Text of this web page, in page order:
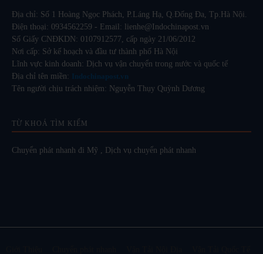
Địa chỉ: Số 1 Hoàng Ngọc Phách, P.Láng Hạ, Q.Đống Đa, Tp.Hà Nội.
Điện thoại: 0934562259 - Email: lienhe@Indochinapost.vn
Số Giấy CNĐKDN: 0107912577, cấp ngày 21/06/2012
Nơi cấp: Sở kế hoạch và đầu tư thành phố Hà Nội
Lĩnh vực kinh doanh: Dịch vụ vận chuyển trong nước và quốc tế
Địa chỉ tên miền: Indochinapost.vn
Tên người chịu trách nhiệm: Nguyễn Thụy Quỳnh Dương
TỪ KHOÁ TÌM KIẾM
Chuyển phát nhanh đi Mỹ Dịch vụ chuyển phát nhanh